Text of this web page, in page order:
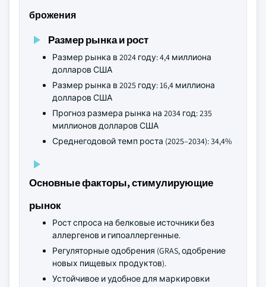
брожения
Размер рынка и рост
Размер рынка в 2024 году: 4,4 миллиона
долларов США
Размер рынка в 2025 году: 16,4 миллиона
долларов США
Прогноз размера рынка на 2034 год: 235
миллионов долларов США
Среднегодовой темп роста (2025–2034): 34,4%
Основные факторы, стимулирующие
рынок
Рост спроса на белковые источники без
аллергенов и гипоаллергенные.
Регуляторные одобрения (GRAS, одобрение
новых пищевых продуктов).
Устойчивое и удобное для маркировки